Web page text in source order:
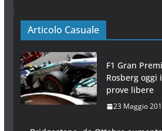
Articolo Casuale
F1 Gran
Rosberg oggi
prove libere
23 Maggio